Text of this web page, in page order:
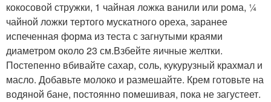
кокосовой стружки, 1 чайная ложка ванили или рома, ¼
чайной ложки тертого мускатного ореха, заранее
испеченная форма из теста с загнутыми краями
диаметром около 23 см.Взбейте яичные желтки.
Постепенно вбивайте сахар, соль, кукурузный крахмал и
масло. Добавьте молоко и размешайте. Крем готовьте на
водяной бане, постоянно помешивая, пока не загустеет.